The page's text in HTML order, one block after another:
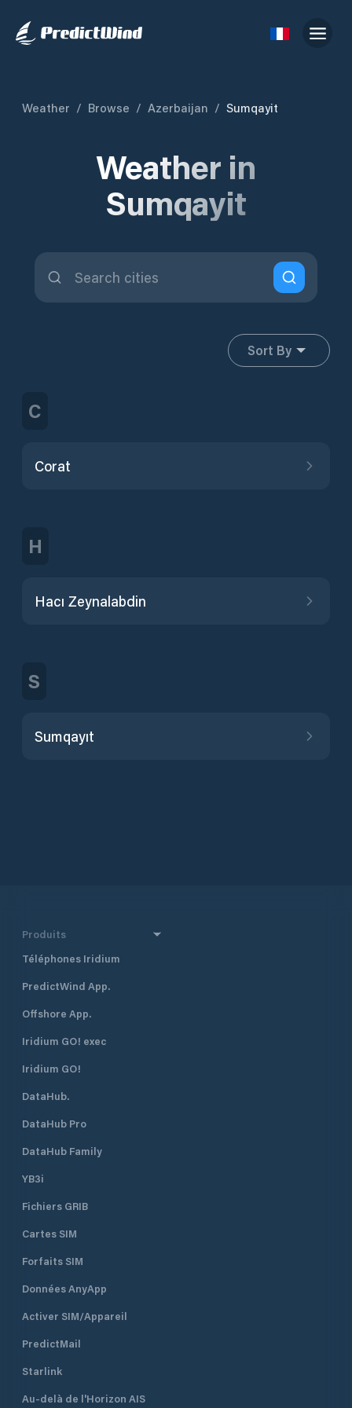
Weather / Browse / Azerbaijan / Sumqayit
Weather in
Sumqayit
Sort By
C
Corat
H
Hacı Zeynalabdin
S
Sumqayıt
Produits
Téléphones Iridium
PredictWind App.
Offshore App.
Iridium GO! exec
Iridium GO!
DataHub.
DataHub Pro
DataHub Family
YB3i
Fichiers GRIB
Cartes SIM
Forfaits SIM
Données AnyApp
Activer SIM/Appareil
PredictMail
Starlink
Au-delà de l'Horizon AIS